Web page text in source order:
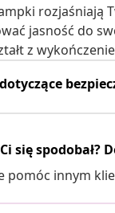
rozjaśniają
jasność do
z
się spodobał?
pomóc innym